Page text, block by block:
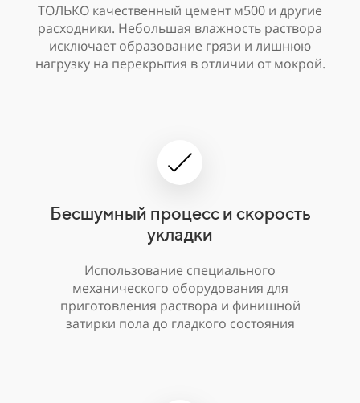
ТОЛЬКО качественный цемент м500 и другие
расходники. Небольшая влажность раствора
исключает образование грязи и лишнюю
нагрузку на перекрытия в отличии от мокрой.
Бесшумный процесс и скорость
укладки
Использование специального
механического оборудования для
приготовления раствора и финишной
затирки пола до гладкого состояния